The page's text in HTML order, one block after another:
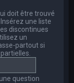
doit être trouvé
une liste
discontinues
un
partout si
question